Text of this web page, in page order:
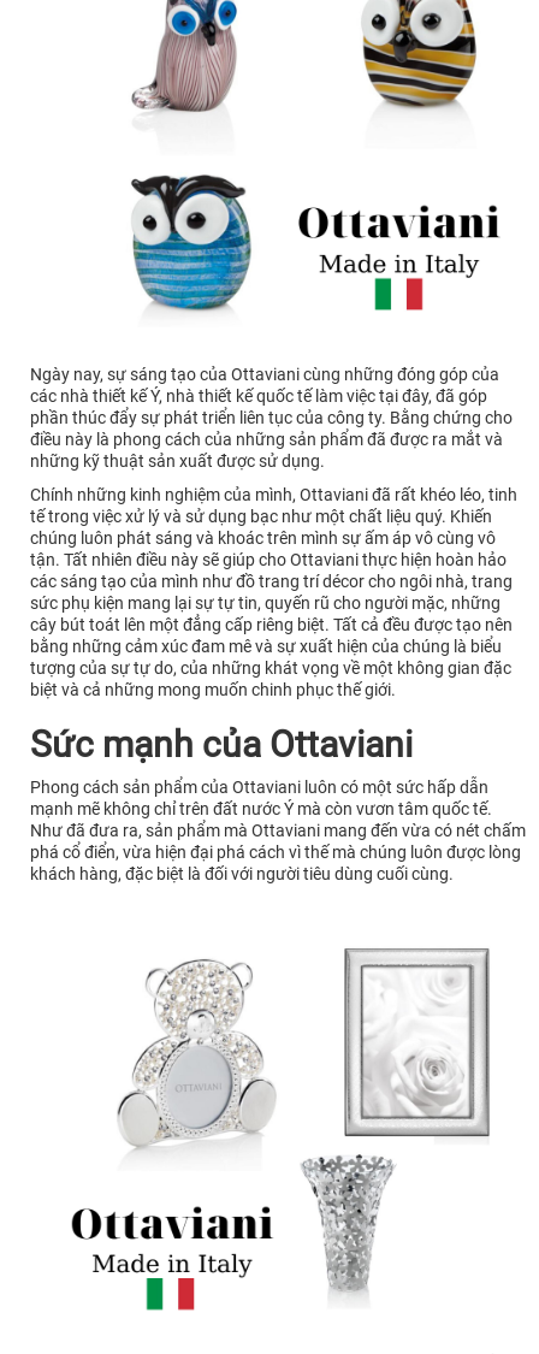
Ngày nay, sự sáng tạo của Ottaviani cùng những đóng góp của
các nhà thiết kế Ý, nhà thiết kế quốc tế làm việc tại đây, đã góp
phần thúc đẩy sự phát triển liên tục của công ty. Bằng chứng cho
điều này là phong cách của những sản phẩm đã được ra mắt và
những kỹ thuật sản xuất được sử dụng.
Chính những kinh nghiệm của mình, Ottaviani đã rất khéo léo, tinh
tế trong việc xử lý và sử dụng bạc như một chất liệu quý. Khiến
chúng luôn phát sáng và khoác trên mình sự ấm áp vô cùng vô
tận. Tất nhiên điều này sẽ giúp cho Ottaviani thực hiện hoàn hảo
các sáng tạo của mình như đồ trang trí décor cho ngôi nhà, trang
sức phụ kiện mang lại sự tự tin, quyến rũ cho người mặc, những
cây bút toát lên một đẳng cấp riêng biệt. Tất cả đều được tạo nên
bằng những cảm xúc đam mê và sự xuất hiện của chúng là biểu
tượng của sự tự do, của những khát vọng về một không gian đặc
biệt và cả những mong muốn chinh phục thế giới.
Sức mạnh của Ottaviani
Phong cách sản phẩm của Ottaviani luôn có một sức hấp dẫn
mạnh mẽ không chỉ trên đất nước Ý mà còn vươn tâm quốc tế.
Như đã đưa ra, sản phẩm mà Ottaviani mang đến vừa có nét chấm
phá cổ điển, vừa hiện đại phá cách vì thế mà chúng luôn được lòng
khách hàng, đặc biệt là đối với người tiêu dùng cuối cùng.